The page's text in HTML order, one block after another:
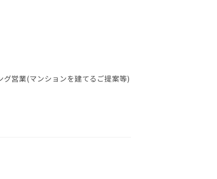
グ営業(マンションを建てるご提案等)